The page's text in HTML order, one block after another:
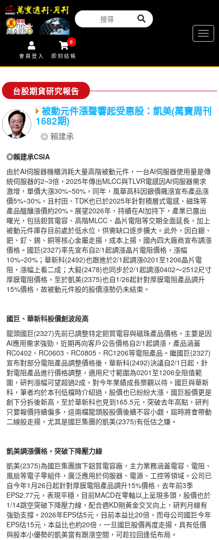
會員登入
0
即刻結帳
台股期貨研究報告
被動元件漲聲響起受惠股：凱美(萬寶周刊
1682期)
賴建承
◎賴建承CSIA
由於AI伺服器機櫃消耗大量高階被動元件，一台AI伺服器使用量是傳
統伺服器的2~3倍，2025年傳出MLCC與TLVR電感因AI伺服器需求
激增，單價大漲30%~50%，同年，風華高科因銀價飆漲宣布產品漲
價5%~30%，且村田、TDK也已於2025年針對積層式電感、磁珠等
產品醞釀漲價約20%。展望2026年，持續在AI加持下，產業已露出
曙光，包括鉭質電容、高階MLCC、晶片電阻等交期全面延長，加上
被動元件庫存目前處於低水位，供需缺口逐步擴大。此外，因白銀、
鈀、釕、錫、銅等核心金屬走揚，成本上揚，國內四大廠商宣布調漲
價格。國巨(2327)率先宣布自2/1起調漲晶片電阻價格，漲幅
10%~20%；華新科(2492)也跟進於2/1起調漲0201至1206晶片電
阻，漲幅上看二成；大毅(2478)也同步於2/1起調漲0402～2512尺寸
厚膜電阻價格，至於凱美(2375)也自1/26起針對厚膜電阻產品調升
15%價格，故被動元件股的股價漲勢仍未結束。
國巨、華新科股價創波段高
龍頭國巨(2327)先前已調整特定鉭質電容與磁珠產品價格，主要是因
AI應用需求強勁，近期再向客戶公告價格自2/1起調漲，產品涵蓋
RC0402、RC0603、RC0805、RC1206等電阻產品。繼國巨(2327)
宣布對部分電阻產品調整價格後，華新科(2492)決議自2/1日起，針
對電阻產品進行價格調整，適用尺寸範圍為0201至1206全阻值範
圍，研判漲幅可望超過2成，對今年業績成長樂觀以待。國巨與華新
科，筆者均於本刊低檔時介紹過，股價也已紛紛大漲，國巨股價更是
創下分拆後新高，至於華新科也見到165.5元，突破去年高點，研判
只要報價持續偏多，這兩檔龍頭股股價後續不容小覷，屆時將會帶動
二線股走揚，尤其是國巨集團的凱美(2375)有低估之嫌。
凱美調漲價格，突破下降壓力線
凱美(2375)為國巨集團旗下鋁質電容廠，主力業務涵蓋電容、電阻、
風扇等電子零組件，廣泛應用於伺服器、電源、工控等領域。公司已
自今年1月26日起針對厚膜電阻產品調升15%價格，去年前3季
EPS2.77元，表現平穩，目前MACD在零軸以上呈現多頭，股價也於
1/14跳空突破下降壓力線，配合週KD剛黃金交叉向上，研判月線有
強勁支撐。2026年EPS估5元，目前本益比20倍，而母公司國巨今年
EPS估15元，本益比也約20倍，一旦國巨股價再度走揚，具有低價
與股本小優勢的凱美當有跟漲空間，可趁拉回逢低布局。